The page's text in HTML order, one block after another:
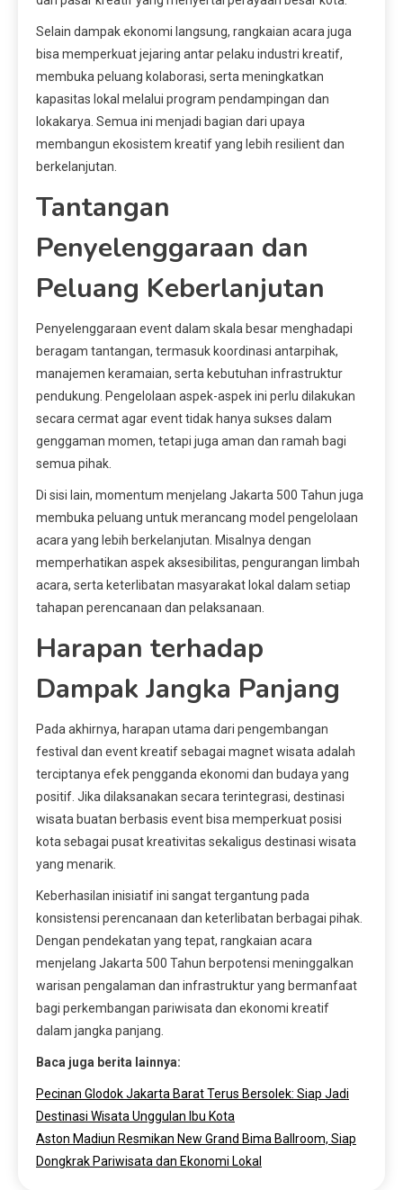
Selain dampak ekonomi langsung, rangkaian acara juga
bisa memperkuat jejaring antar pelaku industri kreatif,
membuka peluang kolaborasi, serta meningkatkan
kapasitas lokal melalui program pendampingan dan
lokakarya. Semua ini menjadi bagian dari upaya
membangun ekosistem kreatif yang lebih resilient dan
berkelanjutan.
Tantangan
Penyelenggaraan dan
Peluang Keberlanjutan
Penyelenggaraan event dalam skala besar menghadapi
beragam tantangan, termasuk koordinasi antarpihak,
manajemen keramaian, serta kebutuhan infrastruktur
pendukung. Pengelolaan aspek-aspek ini perlu dilakukan
secara cermat agar event tidak hanya sukses dalam
genggaman momen, tetapi juga aman dan ramah bagi
semua pihak.
Di sisi lain, momentum menjelang Jakarta 500 Tahun juga
membuka peluang untuk merancang model pengelolaan
acara yang lebih berkelanjutan. Misalnya dengan
memperhatikan aspek aksesibilitas, pengurangan limbah
acara, serta keterlibatan masyarakat lokal dalam setiap
tahapan perencanaan dan pelaksanaan.
Harapan terhadap
Dampak Jangka Panjang
Pada akhirnya, harapan utama dari pengembangan
festival dan event kreatif sebagai magnet wisata adalah
terciptanya efek pengganda ekonomi dan budaya yang
positif. Jika dilaksanakan secara terintegrasi, destinasi
wisata buatan berbasis event bisa memperkuat posisi
kota sebagai pusat kreativitas sekaligus destinasi wisata
yang menarik.
Keberhasilan inisiatif ini sangat tergantung pada
konsistensi perencanaan dan keterlibatan berbagai pihak.
Dengan pendekatan yang tepat, rangkaian acara
menjelang Jakarta 500 Tahun berpotensi meninggalkan
warisan pengalaman dan infrastruktur yang bermanfaat
bagi perkembangan pariwisata dan ekonomi kreatif
dalam jangka panjang.
Baca juga berita lainnya:
Pecinan Glodok Jakarta Barat Terus Bersolek: Siap Jadi
Destinasi Wisata Unggulan Ibu Kota
Aston Madiun Resmikan New Grand Bima Ballroom, Siap
Dongkrak Pariwisata dan Ekonomi Lokal